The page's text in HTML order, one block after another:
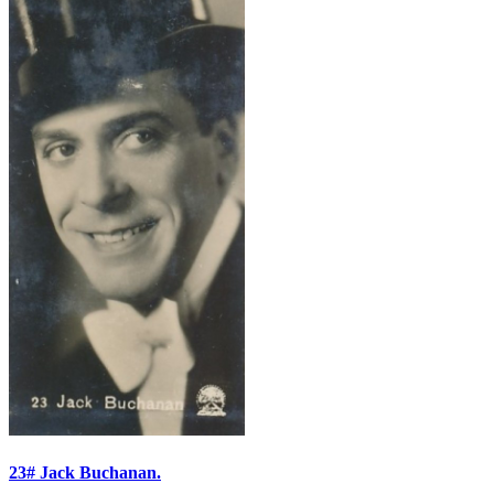
23# Jack Buchanan.